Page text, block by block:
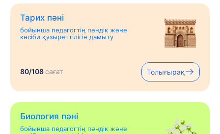
Тарих пәні
бойынша педагогтің пәндік және
кәсіби құзыреттілігін дамыту
80/108сағат Толығырақ
Биология пәні
бойынша педагогтің пәндік және